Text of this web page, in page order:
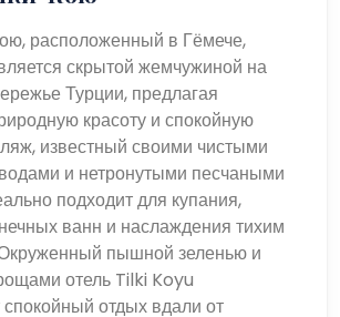
расположенный в Гёмече,
скрытой жемчужиной на
Турции, предлагая
красоту и спокойную
известный своими чистыми
и нетронутыми песчаными
подходит для купания,
ванн и наслаждения тихим
пышной зеленью и
отель Tilki Koyu
спокойный отдых вдали от